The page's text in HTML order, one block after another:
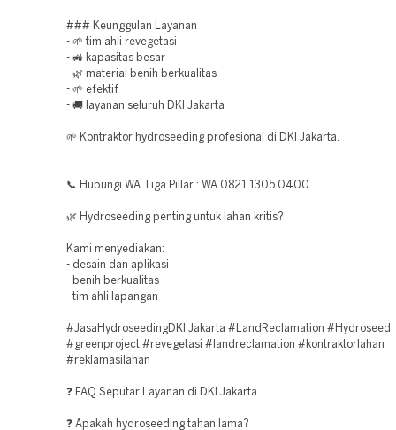
### Keunggulan Layanan
- 🌱 tim ahli revegetasi
- 🚜 kapasitas besar
- 🌿 material benih berkualitas
- 🌱 efektif
- 🚚 layanan seluruh DKI Jakarta
🌱 Kontraktor hydroseeding profesional di DKI Jakarta.
📞 Hubungi WA Tiga Pillar : WA 0821 1305 0400
🌿 Hydroseeding penting untuk lahan kritis?
Kami menyediakan:
- desain dan aplikasi
- benih berkualitas
- tim ahli lapangan
#JasaHydroseedingDKI Jakarta #LandReclamation #Hydroseed
#greenproject #revegetasi #landreclamation #kontraktorlahan
#reklamasilahan
❓ FAQ Seputar Layanan di DKI Jakarta
❓ Apakah hydroseeding tahan lama?